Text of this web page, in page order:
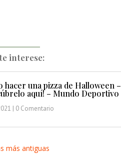
interese:
hacer una pizza de Halloween –
aquí! – Mundo Deportivo
| 0 Comentario
más antiguas